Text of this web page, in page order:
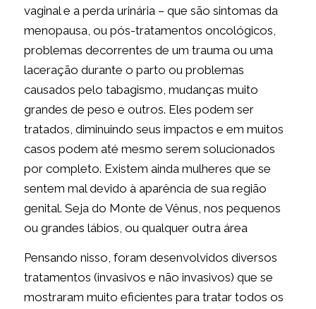
vaginal e a perda urinária – que são sintomas da
menopausa, ou pós-tratamentos oncológicos,
problemas decorrentes de um trauma ou uma
laceração durante o parto ou problemas
causados pelo tabagismo, mudanças muito
grandes de peso e outros. Eles podem ser
tratados, diminuindo seus impactos e em muitos
casos podem até mesmo serem solucionados
por completo. Existem ainda mulheres que se
sentem mal devido à aparência de sua região
genital. Seja do Monte de Vênus, nos pequenos
ou grandes lábios, ou qualquer outra área
Pensando nisso, foram desenvolvidos diversos
tratamentos (invasivos e não invasivos) que se
mostraram muito eficientes para tratar todos os